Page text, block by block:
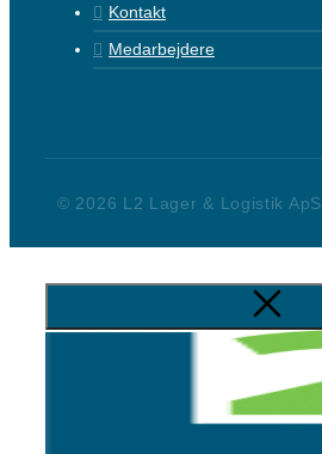
Kontakt
Medarbejdere
© 2026 L2 Lager & Logistik ApS